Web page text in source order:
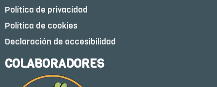
Política de privacidad
Política de cookies
Declaración de accesibilidad
COLABORADORES